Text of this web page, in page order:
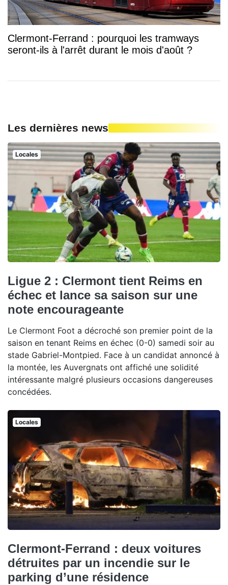
Clermont-Ferrand : pourquoi les tramways
seront-ils à l'arrêt durant le mois d'août ?
Les dernières news
Locales
Ligue 2 : Clermont tient Reims en
échec et lance sa saison sur une
note encourageante
Le Clermont Foot a décroché son premier point de la
saison en tenant Reims en échec (0-0) samedi soir au
stade Gabriel-Montpied. Face à un candidat annoncé à
la montée, les Auvergnats ont affiché une solidité
intéressante malgré plusieurs occasions dangereuses
concédées.
Locales
Clermont-Ferrand : deux voitures
détruites par un incendie sur le
parking d’une résidence